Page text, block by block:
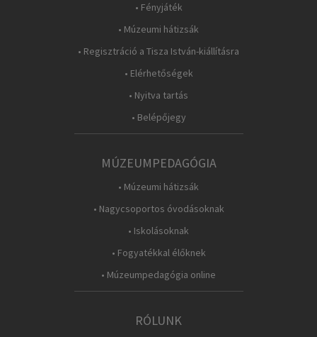
• Fényjáték
• Múzeumi hátizsák
• Regisztráció a Tisza István-kiállításra
• Elérhetőségek
• Nyitva tartás
• Belépőjegy
MÚZEUMPEDAGÓGIA
• Múzeumi hátizsák
• Nagycsoportos óvodásoknak
• Iskolásoknak
• Fogyatékkal élőknek
• Múzeumpedagógia online
RÓLUNK